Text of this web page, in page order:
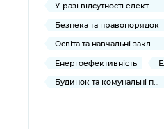
У разі відсутності електропостачання
Безпека та правопорядок
Освіта та навчальні заклади
Енергоефективність
Будинок та комунальні послуги